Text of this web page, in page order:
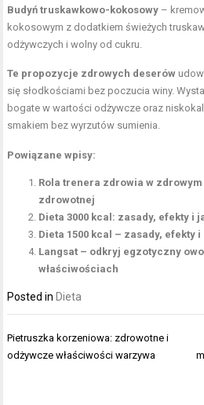
Budyń truskawkowo-kokosowy –
kokosowym z dodatkiem świeżych
odżywczych i wolny od cukru.
Te propozycje zdrowych deserów
się słodkościami bez poczucia winy.
bogate w wartości odżywcze oraz
smakiem bez wyrzutów sumienia.
Powiązane wpisy:
Rola trenera zdrowia w
zdrowotnej
Dieta 3000 kcal: zasady, efekty i
Dieta 1500 kcal – zasady, efekty
Langsat – odkryj egzotyczny
właściwościach
Posted in Dieta
Nawigacja
wpisu
Pietruszka korzeniowa: zdrowotne i
odżywcze właściwości warzywa